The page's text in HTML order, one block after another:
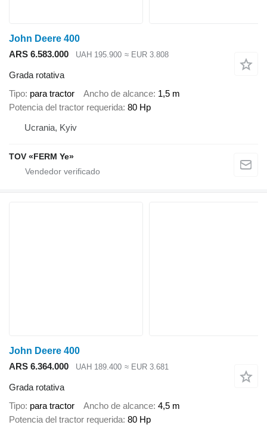
John Deere 400
ARS 6.583.000
UAH 195.900 ≈ EUR 3.808
Grada rotativa
Tipo para tractor Ancho de alcance 1,5 m
Potencia del tractor requerida 80 Hp
Ucrania, Kyiv
TOV «FERM Ye»
John Deere 400
ARS 6.364.000
UAH 189.400 ≈ EUR 3.681
Grada rotativa
Tipo para tractor Ancho de alcance 4,5 m
Potencia del tractor requerida 80 Hp